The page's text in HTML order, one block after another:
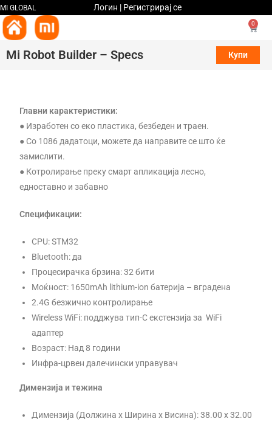
MI GLOBAL Логин | Регистрирај се
0
Mi Robot Builder – Specs Купи
Главни карактеристики:
● Изработен со еко пластика, безбеден и траен.
● Со 1086 дадатоци, можете да направите се што ќе
замислити.
● Котролирање преку смарт апликација лесно,
едноставно и забавно
Спецификации:
CPU: STM32
Bluetooth: да
Процесирачка брзина: 32 бити
Моќност: 1650mAh lithium-ion батерија – вградена
2.4G безжично контролирање
Wireless WiFi: подджува тип-C екстензија за WiFi
адаптер
Возраст: Над 8 години
Инфра-црвен далечински управувач
Димензија и тежина
Димензија (Должина x Ширина x Висина): 38.00 x 32.00